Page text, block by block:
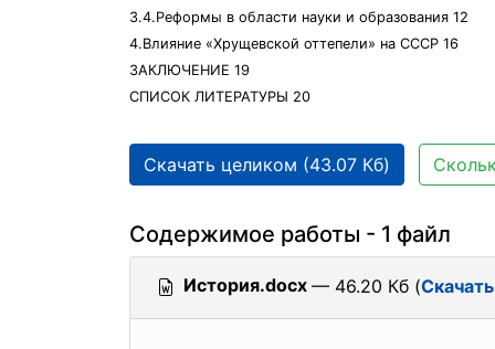
3.4.Реформы в области науки и образования 12
4.Влияние «Хрущевской оттепели» на СССР 16
ЗАКЛЮЧЕНИЕ 19
СПИСОК ЛИТЕРАТУРЫ 20
Скачать целиком (43.07 Кб)
Содержимое работы - 1 файл
История.docx — 46.20 Кб (